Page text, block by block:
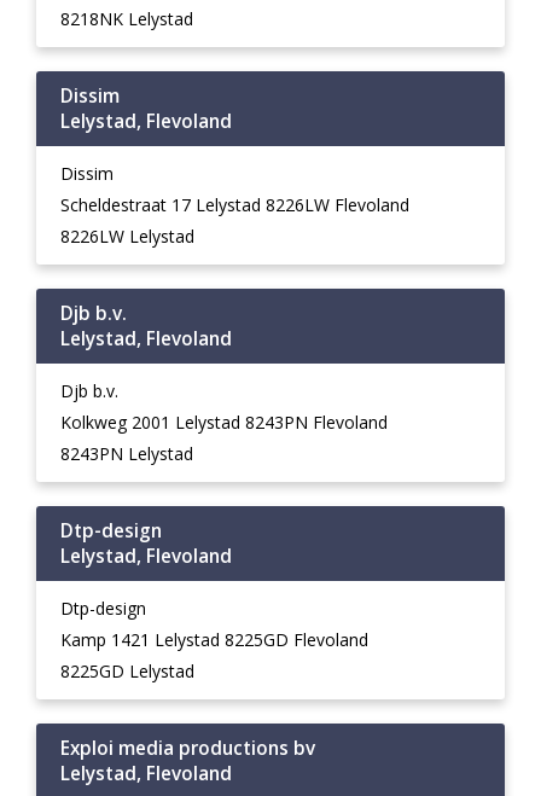
8218NK Lelystad
Dissim
Lelystad, Flevoland
Dissim
Scheldestraat 17 Lelystad 8226LW Flevoland
8226LW Lelystad
Djb b.v.
Lelystad, Flevoland
Djb b.v.
Kolkweg 2001 Lelystad 8243PN Flevoland
8243PN Lelystad
Dtp-design
Lelystad, Flevoland
Dtp-design
Kamp 1421 Lelystad 8225GD Flevoland
8225GD Lelystad
Exploi media productions bv
Lelystad, Flevoland